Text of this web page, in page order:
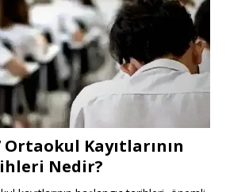
Ortaokul Kayıtlarının
Nedir?